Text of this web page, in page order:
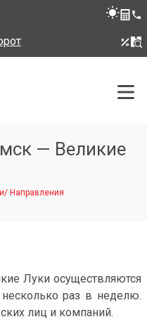
— Великие
/ Направления
Луки осуществляются
раз в неделю.
лиц и компаний.